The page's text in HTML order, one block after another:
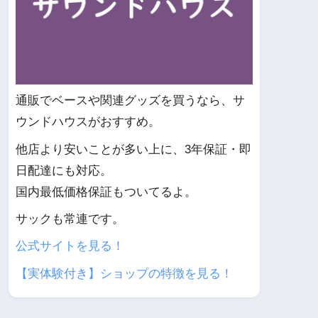
通販でベースや関連グッズを買うなら、サ
ウンドハウスがおすすめ。
他店より安いことが多い上に、3年保証・即
日配達にも対応。
国内最低価格保証もついてるよ。
サックも常連です。
公式サイトを見る！
【実体験付き】ショップの特徴を見る！